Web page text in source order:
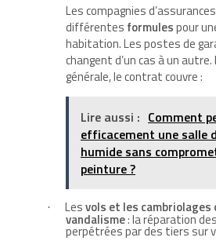
Les compagnies
différentes formulespour
habitation. Les postes de
changent d’un cas à un autre.
générale, le contrat couvre :
Lire aussi : Comment
efficacement une salle
humide sans
peinture ?
· Lesvols et les cambriolages
vandalisme: la réparation
perpétrées par des tiers sur